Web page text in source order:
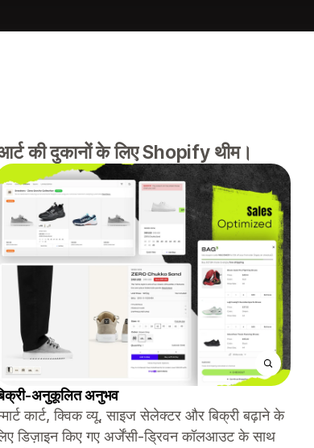
की दुकानों के लिए Shopify थीम।
अनुकूलित अनुभव
कार्ट, क्विक व्यू, साइज सेलेक्टर और बिक्री बढ़ाने के
डिज़ाइन किए गए अर्जेंसी-ड्रिवन कॉलआउट के साथ